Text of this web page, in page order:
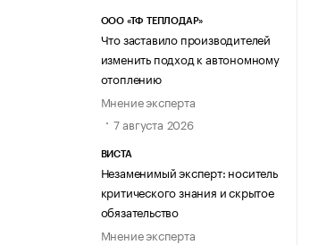
ООО «ТФ ТЕПЛОДАР»
Что заставило производителей
изменить подход к автономному
отоплению
Мнение эксперта
7 августа 2026
ВИСТА
Незаменимый эксперт: носитель
критического знания и скрытое
обязательство
Мнение эксперта